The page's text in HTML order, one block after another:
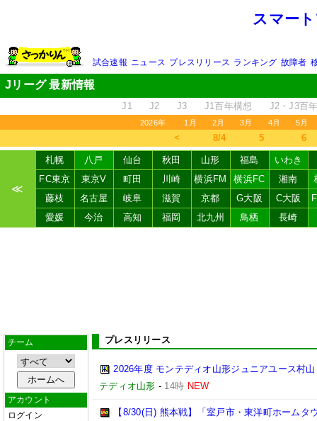
スマー
試合速報 ニュース プレスリリース ランキング 故障者
Jリーグ 最新情報
J1 J2 J3 J1百年構想 J2・J3百
2026年 1月 2月 3月 4月 5月
＜ 8/4 5 6
≪
札幌 八戸 仙台 秋田 山形 福島
いわき
FC東京
東京V 町田 川崎 横浜FM 横浜FC 湘南
藤枝
名古屋 岐阜 滋賀 京都 G大阪 C大阪
愛媛
今治 高知 福岡 北九州 鳥栖 長崎
チーム
アカウント
ログイン
プレスリリース
2026年度 モンテディオ山形ジュニアユース村
テディオ山形 - 14時 NEW
【8/30(日) 熊本戦】「室戸市・東洋町ホーム